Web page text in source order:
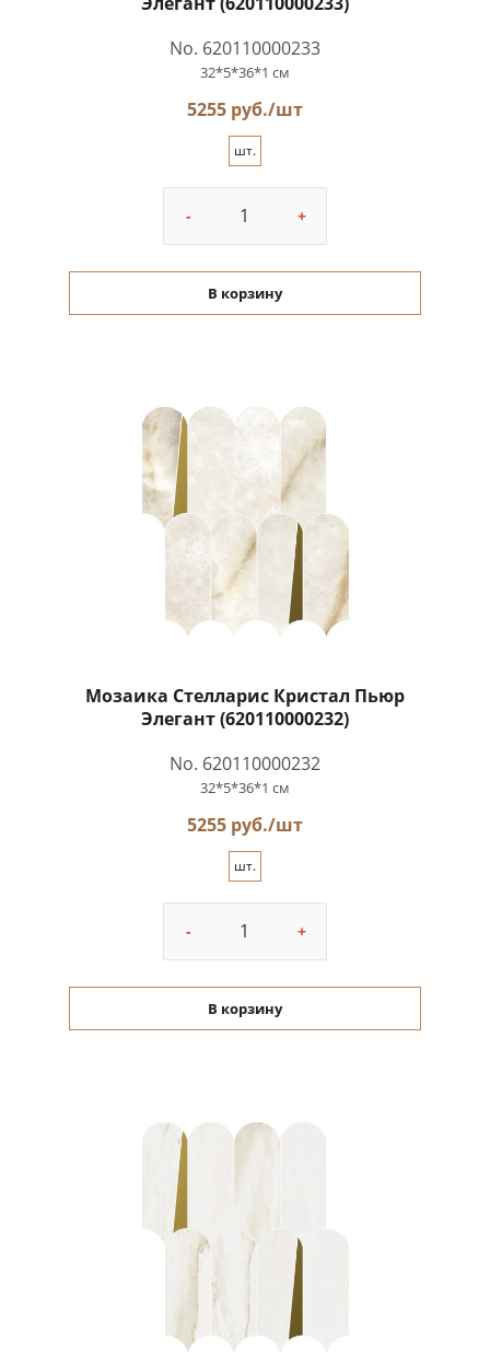
No. 620110000233
32*5*36*1 см
5255 руб./шт
шт.
- +
В корзину
Мозаика Стелларис Кристал Пьюр
Элегант (620110000232)
No. 620110000232
32*5*36*1 см
5255 руб./шт
шт.
- +
В корзину